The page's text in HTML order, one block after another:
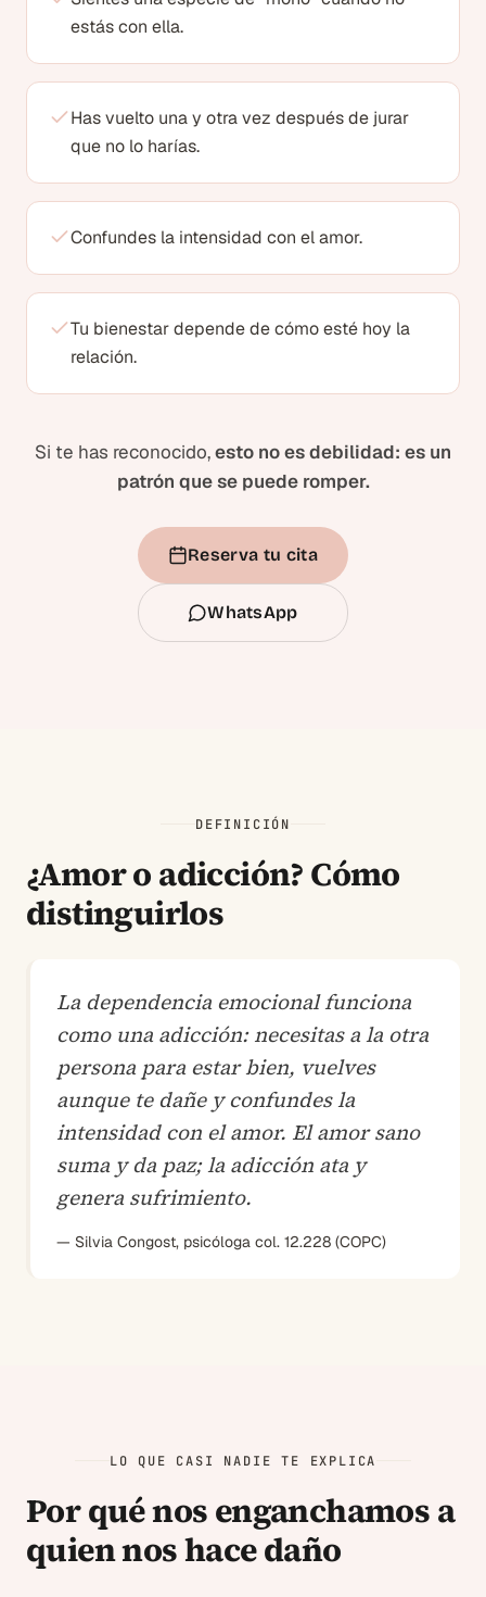
estás con ella.
Has vuelto una y otra vez después de jurar
que no lo harías.
Confundes la intensidad con el amor.
Tu bienestar depende de cómo esté hoy la
relación.
Si te has reconocido,esto no es debilidad: es un
patrón que se puede romper.
Reserva tu cita
WhatsApp
DEFINICIÓN
¿Amor o adicción? Cómo
distinguirlos
La dependencia emocional funciona
como una adicción: necesitas a la otra
persona para estar bien, vuelves
aunque te dañe y confundes la
intensidad con el amor. El amor sano
suma y da paz; la adicción ata y
genera sufrimiento.
— Silvia Congost, psicóloga col. 12.228 (COPC)
LO QUE CASI NADIE TE EXPLICA
Por qué nos enganchamos a
quien nos hace daño